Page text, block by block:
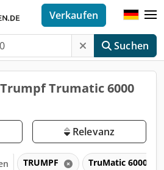
Suchen
Verkaufen
Trumatic 6000
Relevanz
TRUMPF TruMatic 6000